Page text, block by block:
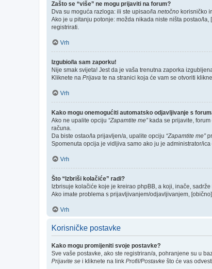
Zašto se “više” ne mogu prijaviti na forum?
Dva su moguća razloga: ili ste upisao/la netočno korisničko
Ako je u pitanju potonje: možda nikada niste ništa postao/
registrirati.
Vrh
Izgubio/la sam zaporku!
Nije smak svijeta! Jest da je vaša trenutna zaporka
Kliknete na Prijava te na stranici koja će vam se otvoriti
Vrh
Kako mogu onemogućiti automatsko odjavljivanje s
Ako ne upalite opciju “Zapamtite me”kada se prijavite, forum
računa.
Da biste ostao/la prijavljen/a, upalite opciju “Zapamtite me”
Spomenuta opcija je vidljiva samo ako ju je administrator/
Vrh
Što “Izbriši kolačiće” radi?
Izbrisuje kolačiće koje je kreirao phpBB, a koji, inače,
Ako imate problema s prijavljivanjem/odjavljivanjem,
Vrh
Korisničke postavke
Kako mogu promijeniti svoje postavke?
Sve vaše postavke, ako ste registriran/a, pohranjene su u
Prijavite se i kliknete na link Profil/Postavke što će vas